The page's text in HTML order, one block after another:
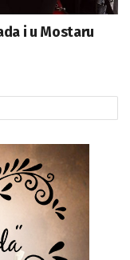
i u Mostaru